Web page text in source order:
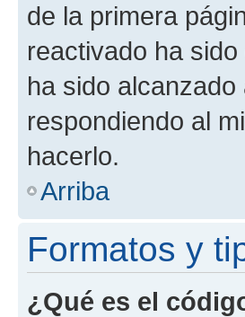
de la primera
reactivado ha
ha sido
respondiendo al
hacerlo.
Arriba
Formatos y
¿Qué es el